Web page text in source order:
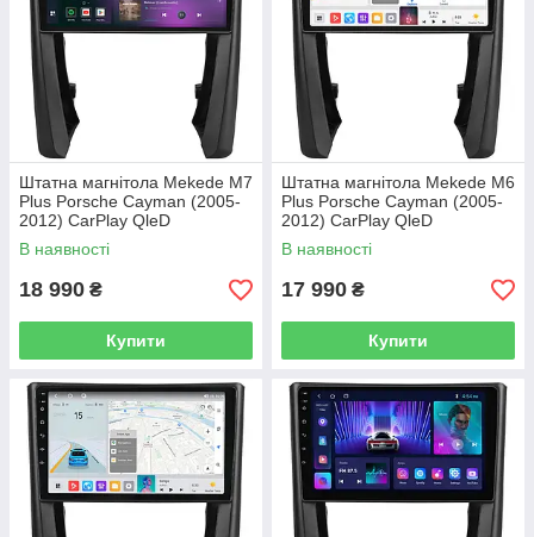
Штатна магнітола Mekede M7
Plus Porsche Cayman (2005-
2012) CarPlay QleD
В наявності
18 990 ₴
Купити
Штатна магнітола Mekede M6
Plus Porsche Cayman (2005-
2012) CarPlay QleD
В наявності
17 990 ₴
Купити